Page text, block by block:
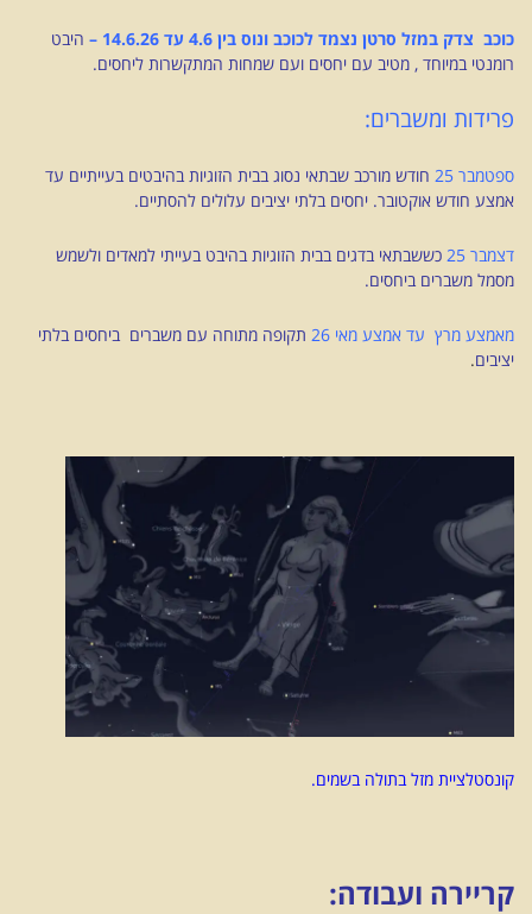
כוכב צדק במזל סרטן נצמד לכוכב ונוס בין 4.6 עד 14.6.26 –
היבט
רומנטי במיוחד , מטיב עם יחסים ועם שמחות המתקשרות ליחסים.
פרידות ומשברים:
ספטמבר 25
חודש מורכב שבתאי נסוג בבית הזוגיות בהיבטים בעייתיים עד
אמצע חודש אוקטובר. יחסים בלתי יציבים עלולים להסתיים.
דצמבר 25
כששבתאי בדגים בבית הזוגיות בהיבט בעייתי למאדים ולשמש
מסמל משברים ביחסים.
מאמצע מרץ עד אמצע מאי 26
תקופה מתוחה עם משברים ביחסים בלתי
יציבים.
קונסטלציית מזל בתולה בשמים.
קריירה ועבודה: